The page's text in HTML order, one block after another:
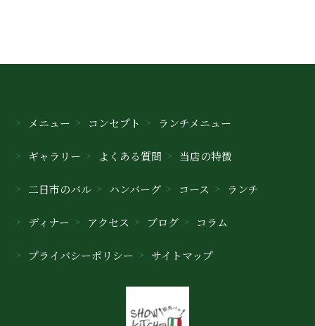
メニュー コンセプト ランチメニュー
ギャラリー よくある質問 当店の特徴
二日市のバル ハンバーグ コース ランチ
ディナー アクセス ブログ コラム
プライバシーポリシー サイトマップ